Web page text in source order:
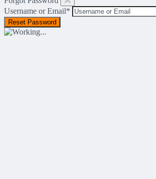
Username or Email*